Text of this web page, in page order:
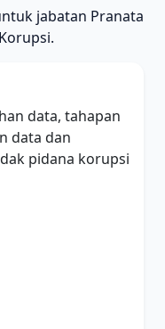
jabatan Pranata
data, tahapan
data dan
pidana korupsi